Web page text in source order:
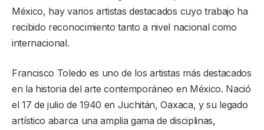
México, hay varios artistas destacados cuyo trabajo ha
recibido reconocimiento tanto a nivel nacional como
internacional.
Francisco Toledo es uno de los artistas más destacados
en la historia del arte contemporáneo en México. Nació
el 17 de julio de 1940 en Juchitán, Oaxaca, y su legado
artístico abarca una amplia gama de disciplinas,